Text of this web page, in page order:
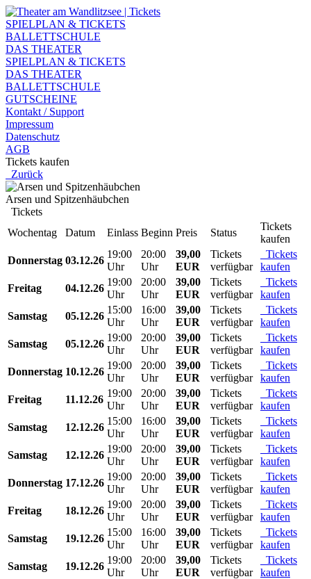
SPIELPLAN & TICKETS
BALLETTSCHULE
DAS THEATER
SPIELPLAN & TICKETS
DAS THEATER
BALLETTSCHULE
GUTSCHEINE
Kontakt / Support
Impressum
Datenschutz
AGB
Tickets kaufen
Zurück
Arsen und Spitzenhäubchen
Tickets
Wochentag
Datum Einlass Beginn Preis Status
Tickets
kaufen
Donnerstag 03.12.26
19:00
Uhr
20:00
Uhr
39,00
EUR
Tickets
verfügbar
Tickets
kaufen
Freitag
04.12.26
19:00
Uhr
20:00
Uhr
39,00
EUR
Tickets
verfügbar
Tickets
kaufen
Samstag
05.12.26
15:00
Uhr
16:00
Uhr
39,00
EUR
Tickets
verfügbar
Tickets
kaufen
Samstag
05.12.26
19:00
Uhr
20:00
Uhr
39,00
EUR
Tickets
verfügbar
Tickets
kaufen
Donnerstag 10.12.26
19:00
Uhr
20:00
Uhr
39,00
EUR
Tickets
verfügbar
Tickets
kaufen
Freitag
11.12.26
19:00
Uhr
20:00
Uhr
39,00
EUR
Tickets
verfügbar
Tickets
kaufen
Samstag
12.12.26
15:00
Uhr
16:00
Uhr
39,00
EUR
Tickets
verfügbar
Tickets
kaufen
Samstag
12.12.26
19:00
Uhr
20:00
Uhr
39,00
EUR
Tickets
verfügbar
Tickets
kaufen
Donnerstag 17.12.26
19:00
Uhr
20:00
Uhr
39,00
EUR
Tickets
verfügbar
Tickets
kaufen
Freitag
18.12.26
19:00
Uhr
20:00
Uhr
39,00
EUR
Tickets
verfügbar
Tickets
kaufen
Samstag
19.12.26
15:00
Uhr
16:00
Uhr
39,00
EUR
Tickets
verfügbar
Tickets
kaufen
Samstag
19.12.26
19:00
Uhr
20:00
Uhr
39,00
EUR
Tickets
verfügbar
Tickets
kaufen